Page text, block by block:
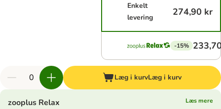
Enkelt
levering
274,90 kr
-15%
Læg i kurvLæg i kurv
zooplus Relax
Læs mere